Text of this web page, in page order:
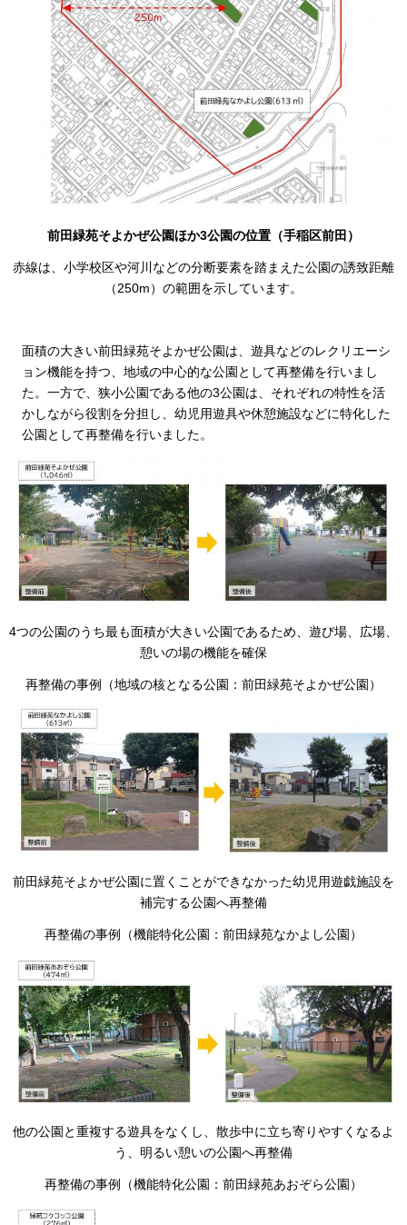
前田緑苑そよかぜ公園ほか3公園の位置（手稲区前田）
赤線は、小学校区や河川などの分断要素を踏まえた公園の誘致距離
（250m）の範囲を示しています。
面積の大きい前田緑苑そよかぜ公園は、遊具などのレクリエーシ
ョン機能を持つ、地域の中心的な公園として再整備を行いまし
た。一方で、狭小公園である他の3公園は、それぞれの特性を活
かしながら役割を分担し、幼児用遊具や休憩施設などに特化した
公園として再整備を行いました。
4つの公園のうち最も面積が大きい公園であるため、遊び場、広場、
憩いの場の機能を確保
再整備の事例（地域の核となる公園：前田緑苑そよかぜ公園）
前田緑苑そよかぜ公園に置くことができなかった幼児用遊戯施設を
補完する公園へ再整備
再整備の事例（機能特化公園：前田緑苑なかよし公園）
他の公園と重複する遊具をなくし、散歩中に立ち寄りやすくなるよ
う、明るい憩いの公園へ再整備
再整備の事例（機能特化公園：前田緑苑あおぞら公園）